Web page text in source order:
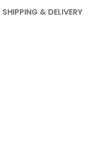
SHIPPING & DELIVERY